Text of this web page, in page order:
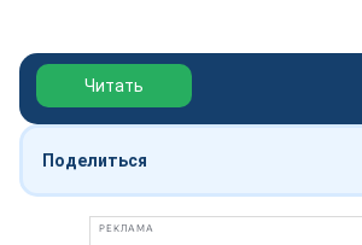
Читать
Поделиться
РЕКЛАМА